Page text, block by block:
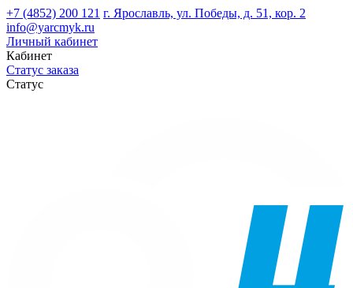
+7 (4852) 200 121 г. Ярославль, ул. Победы, д. 51, кор. 2
info@yarcmyk.ru
Личный кабинет
Кабинет
Статус заказа
Статус